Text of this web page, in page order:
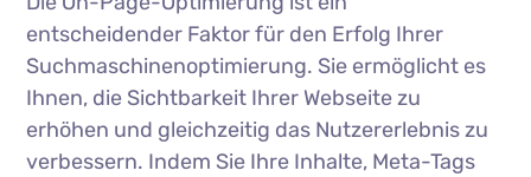
entscheidender Faktor für den Erfolg Ihrer
Suchmaschinenoptimierung. Sie ermöglicht es
Ihnen, die Sichtbarkeit Ihrer Webseite zu
erhöhen und gleichzeitig das Nutzererlebnis zu
verbessern. Indem Sie Ihre Inhalte, Meta-Tags